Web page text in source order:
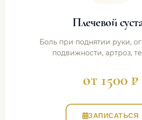
Плечевой
Боль при поднятии руки,
подвижности, артроз,
от 1500 ₽
ЗАПИСАТЬСЯ